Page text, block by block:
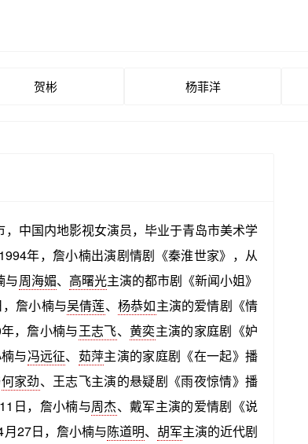
贺彬 杨菲洋
中国内地影视女演员，毕业于青岛市美术学
年，詹小楠出演剧情剧《秦淮世家》，从
与周海媚、 高曙光主演的都市剧《新闻小姐》
詹小楠与吴倩莲、 杨恭如主演的爱情剧《情
，詹小楠与王志飞、黄奕主演的家庭剧《妒
与冯远征、 茹萍主演的家庭剧《在一起》播
何家劲、王志飞主演的悬疑剧《雨夜惊情》播
日，詹小楠与周杰、戴军主演的爱情剧《说
27日，詹小楠与陈道明、 胡军主演的近代剧